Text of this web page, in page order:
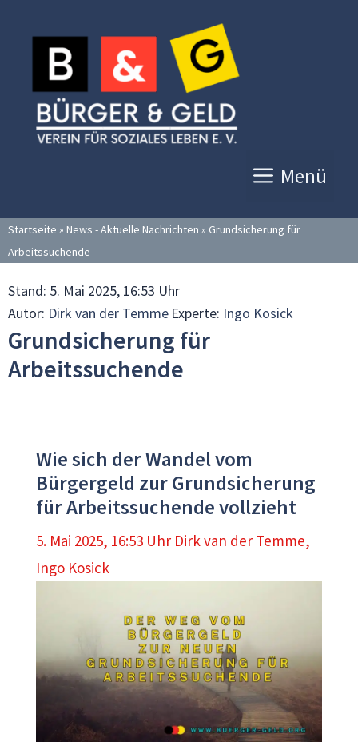
Inhalt
springen
Menü
Startseite » News - Aktuelle Nachrichten » Grundsicherung für
Arbeitssuchende
Stand: 5. Mai 2025, 16:53 Uhr
Autor: Dirk van der Temme Experte: Ingo Kosick
Grundsicherung für
Arbeitssuchende
Wie sich der Wandel vom
Bürgergeld zur Grundsicherung
für Arbeitssuchende vollzieht
5. Mai 2025, 16:53 Uhr Dirk van der Temme,
Ingo Kosick